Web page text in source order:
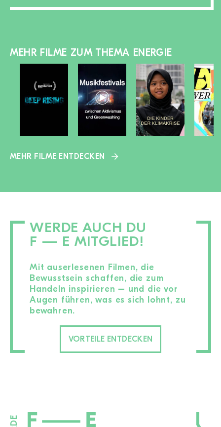
MEHR FILME ZUM THEMA ENERGIE
MEHR FILME ENTDECKEN
WERDE AUCH DU
F — E MITGLIED!
Mit auserlesenen Filmen, die
Bewusstsein schaffen, die zum
Handeln inspirieren – und die vor
Augen führen, was es sich lohnt, zu
bewahren.
VORTEILE ENTDECKEN